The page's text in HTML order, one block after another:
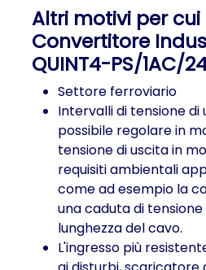
Altri motivi per cui
Convertitore
QUINT4-PS/1AC/
Settore ferroviario
Intervalli di tensione di
possibile regolare in
tensione di uscita in
requisiti ambientali
come ad esempio la
una caduta di
lunghezza del cavo.
L'ingresso più